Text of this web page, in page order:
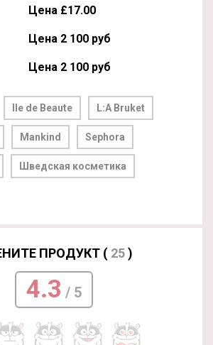
Цена £17.00
Цена 2 100 руб
Цена 2 100 руб
Ile de Beaute L:A Bruket
Mankind Sephora
Шведская косметика
ПРОДУКТ ( 25)
4.3 / 5